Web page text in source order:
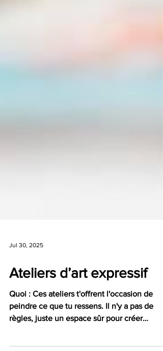
Ateliers d’art expressif
Quoi : Ces ateliers t'offrent l'occasion de
peindre ce que tu ressens. Il n'y a pas de
librement, qu'il s'agisse d'une expression